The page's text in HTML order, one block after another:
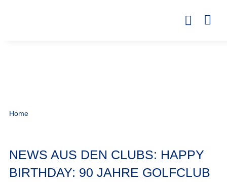
Home
NEWS AUS DEN CLUBS: HAPPY
BIRTHDAY: 90 JAHRE GOLFCLUB